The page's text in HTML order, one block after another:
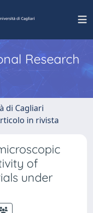
Research
di Cagliari
in rivista
of
under